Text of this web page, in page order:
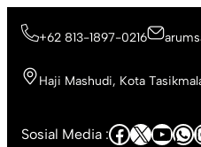
+62 813-1897-0216
Haji Mashudi, Kota
Sosial Media : X